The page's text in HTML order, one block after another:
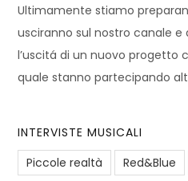
Ultimamente stiamo
usciranno sul nostro canale
l’uscitá di un nuovo progetto
quale stanno partecipando
INTERVISTE MUSICALI
Piccole realtà
Red&Blue